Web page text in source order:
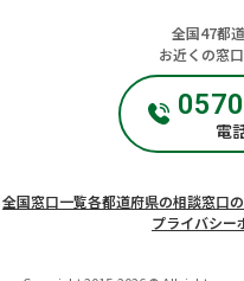
全国47都
お近くの窓
電
全国窓口一覧各都道府県の相談窓口
プライバシー